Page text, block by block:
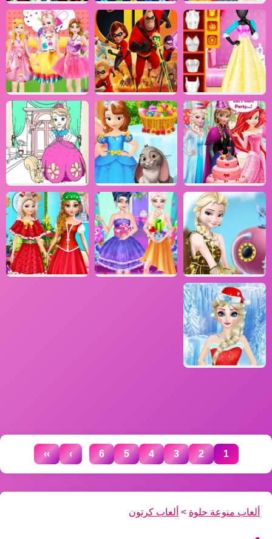
1
2
3
4
5
6
...
›
››
ألعاب منوعة حلوة > ألعاب كرتون